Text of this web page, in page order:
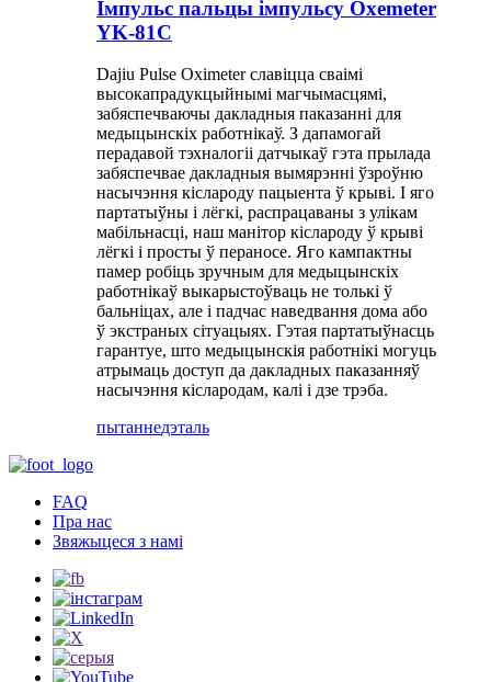
Імпульс пальцы імпульсу Oxemeter
YK-81C
Dajiu Pulse Oximeter славіцца сваімі
высокапрадукцыйнымі магчымасцямі,
забяспечваючы дакладныя паказанні для
медыцынскіх работнікаў. З дапамогай
перадавой тэхналогіі датчыкаў гэта прылада
забяспечвае дакладныя вымярэнні ўзроўню
насычэння кіслароду пацыента ў крыві. І яго
партатыўны і лёгкі, распрацаваны з улікам
мабільнасці, наш манітор кіслароду ў крыві
лёгкі і просты ў пераносе. Яго кампактны
памер робіць зручным для медыцынскіх
работнікаў выкарыстоўваць не толькі ў
бальніцах, але і падчас наведвання дома або
ў экстраных сітуацыях. Гэтая партатыўнасць
гарантуе, што медыцынскія работнікі могуць
атрымаць доступ да дакладных паказанняў
насычэння кіслародам, калі і дзе трэба.
пытаннедэталь
FAQ
Пра нас
Звяжыцеся з намі